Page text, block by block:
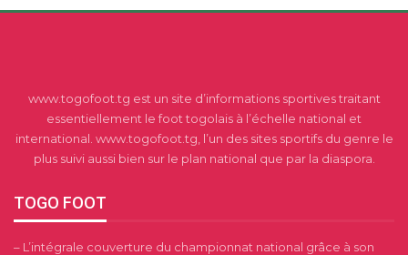
www.togofoot.tg est un site d’informations sportives traitant
essentiellement le foot togolais à l’échelle national et
international. www.togofoot.tg, l’un des sites sportifs du genre le
plus suivi aussi bien sur le plan national que par la diaspora.
TOGO FOOT
– L’intégrale couverture du championnat national grâce à son